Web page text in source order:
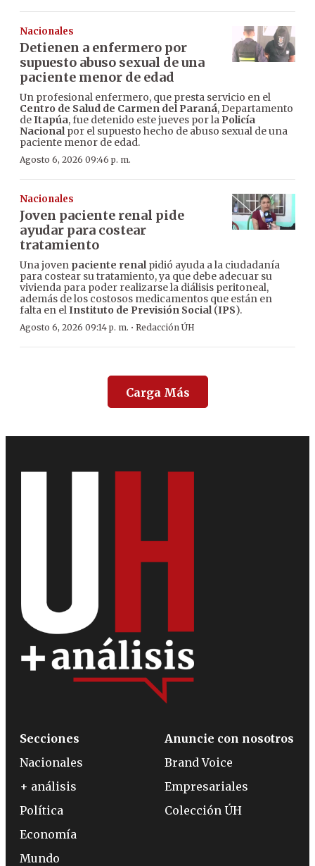
Nacionales
Detienen a enfermero por
supuesto abuso sexual de una
paciente menor de edad
Un profesional enfermero, que presta servicio en el
Centro de Salud de Carmen del Paraná, Departamento
deItapúa, fue detenido este jueves por la Policía
Nacionalpor el supuesto hecho de abuso sexual de una
paciente menor de edad.
Agosto 6, 2026 09:46 p. m.
Nacionales
Joven paciente renal pide
ayudar para costear
tratamiento
Una joven paciente renalpidió ayuda a la ciudadanía
para costear su tratamiento, ya que debe adecuar su
vivienda para poder realizarse la diálisis peritoneal,
además de los costosos medicamentos que están en
falta en elInstituto de Previsión Social(IPS).
Agosto 6, 2026 09:14 p. m. · Redacción ÚH
Carga Más
Secciones
Nacionales
+ análisis
Política
Economía
Mundo
Anuncie con nosotros
Brand Voice
Empresariales
Colección ÚH